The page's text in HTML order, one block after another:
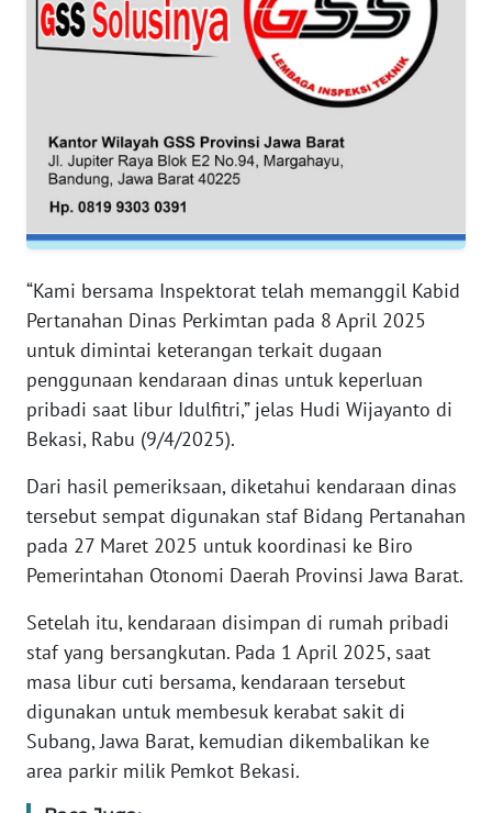
“Kami bersama Inspektorat telah memanggil Kabid
Pertanahan Dinas Perkimtan pada 8 April 2025
untuk dimintai keterangan terkait dugaan
penggunaan kendaraan dinas untuk keperluan
pribadi saat libur Idulfitri,” jelas Hudi Wijayanto di
Bekasi, Rabu (9/4/2025).
Dari hasil pemeriksaan, diketahui kendaraan dinas
tersebut sempat digunakan staf Bidang Pertanahan
pada 27 Maret 2025 untuk koordinasi ke Biro
Pemerintahan Otonomi Daerah Provinsi Jawa Barat.
Setelah itu, kendaraan disimpan di rumah pribadi
staf yang bersangkutan. Pada 1 April 2025, saat
masa libur cuti bersama, kendaraan tersebut
digunakan untuk membesuk kerabat sakit di
Subang, Jawa Barat, kemudian dikembalikan ke
area parkir milik Pemkot Bekasi.
WN
RIAU
WN
JAMBI
SULTRA
WN
WN
SULTENG
WN
SULBAR
WN
WN
SUMBAR
WN
SUMSEL